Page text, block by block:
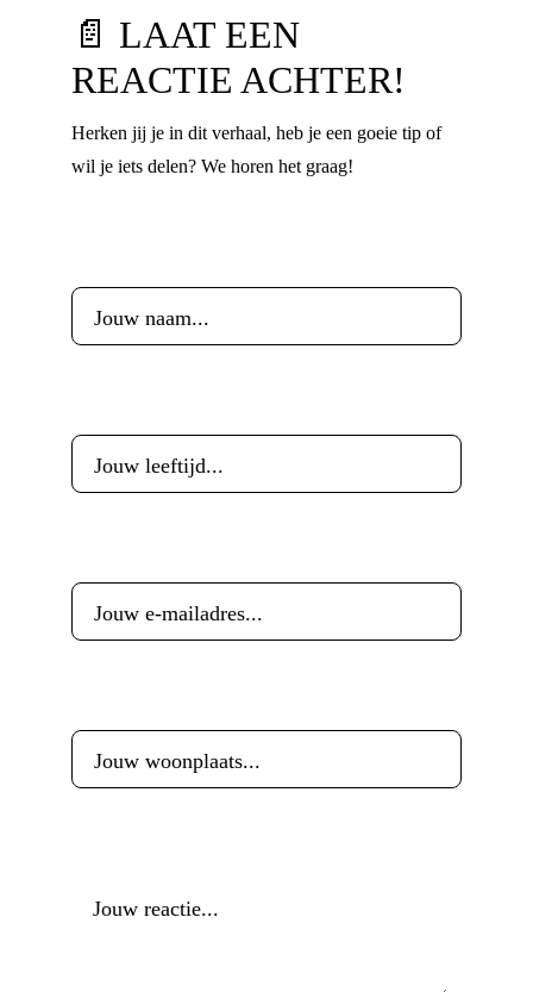
📄 LAAT EEN
REACTIE ACHTER!
Herken jij je in dit verhaal, heb je een goeie tip of
wil je iets delen? We horen het graag!